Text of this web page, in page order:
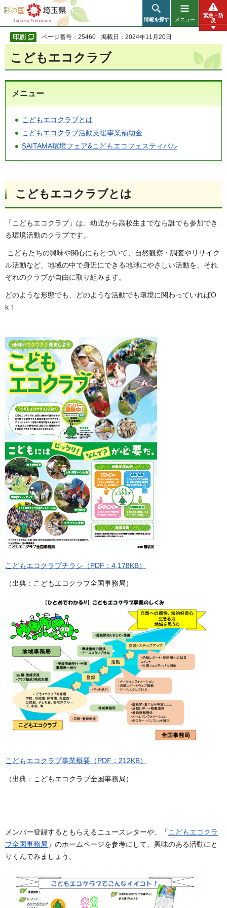
彩の国 埼玉県
情報を探す メニュー
緊急・防
災
ページ番号：25460 掲載日：2024年11月20日
こどもエコクラブ
メニュー
こどもエコクラブとは
こどもエコクラブ活動支援事業補助金
SAITAMA環境フェア&こどもエコフェスティバル
こどもエコクラブとは
「こどもエコクラブ」は、幼児から高校生までなら誰でも参加でき
る環境活動のクラブです。
こどもたちの興味や関心にもとづいて、自然観察・調査やリサイク
ル活動など、地域の中で身近にできる地球にやさしい活動を、それ
ぞれのクラブが自由に取り組みます。
どのような形態でも、どのような活動でも環境に関わっていればO
k！
こどもエコクラブチラシ（PDF：4,178KB）
（出典：こどもエコクラブ全国事務局）
こどもエコクラブ事業概要（PDF：212KB）
（出典：こどもエコクラブ全国事務局）
メンバー登録するともらえるニュースレターや、「こどもエコクラ
ブ全国事務局 」のホームページを参考にして、興味のある活動にと
りくんでみましょう。